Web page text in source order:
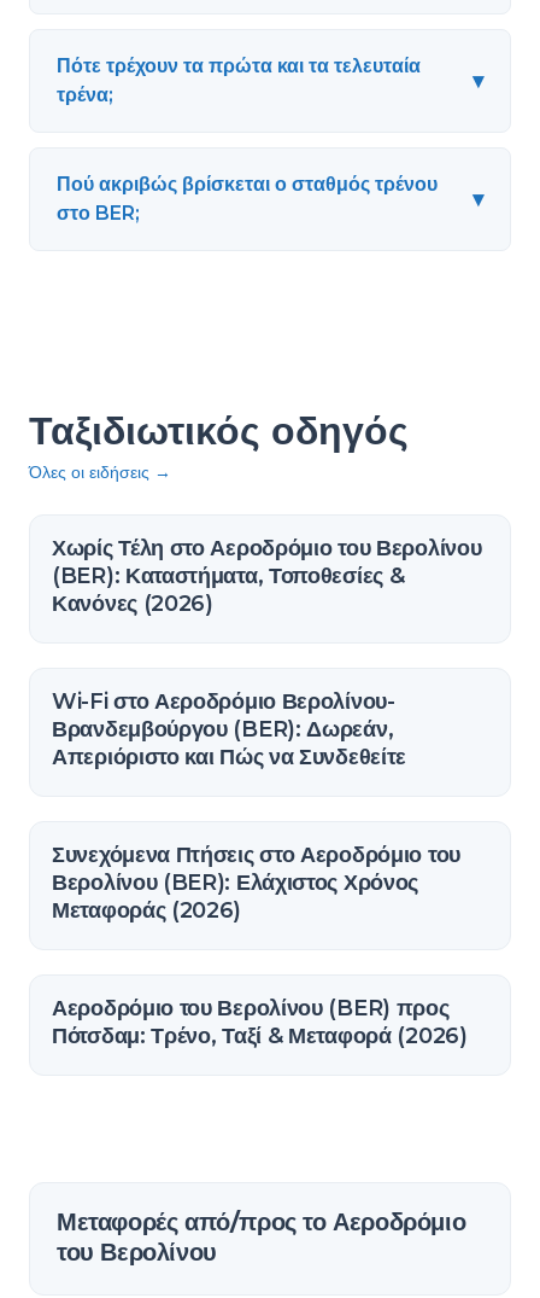
Πότε τρέχουν τα πρώτα και τα τελευταία
τρένα;
▾
Πού ακριβώς βρίσκεται ο σταθμός τρένου
στο BER;
▾
Ταξιδιωτικός οδηγός
Όλες οι ειδήσεις →
Χωρίς Τέλη στο Αεροδρόμιο του Βερολίνου
(BER): Καταστήματα, Τοποθεσίες &
Κανόνες (2026)
Wi-Fi στο Αεροδρόμιο Βερολίνου-
Βρανδεμβούργου (BER): Δωρεάν,
Απεριόριστο και Πώς να Συνδεθείτε
Συνεχόμενα Πτήσεις στο Αεροδρόμιο του
Βερολίνου (BER): Ελάχιστος Χρόνος
Μεταφοράς (2026)
Αεροδρόμιο του Βερολίνου (BER) προς
Πότσδαμ: Τρένο, Ταξί & Μεταφορά (2026)
Μεταφορές από/προς το Αεροδρόμιο
του Βερολίνου